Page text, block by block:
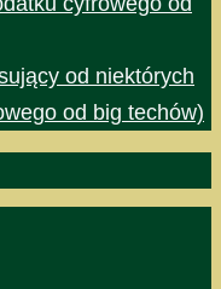
od niektórych
od big techów)